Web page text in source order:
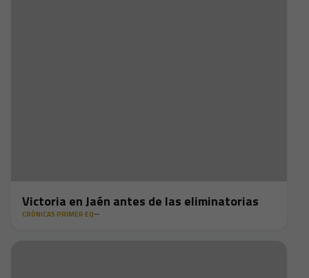
Victoria en Jaén antes de las eliminatorias
CRÓNICAS PRIMER EQ